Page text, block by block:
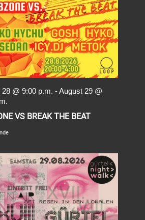
VS BREAK THE BEAT
@ 9:00 p.m. -August 29 @